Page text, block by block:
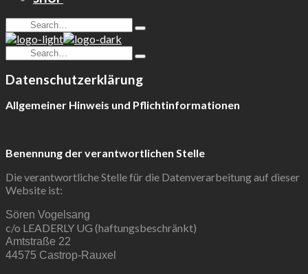
Search
for:
Type
hit
Search
for:
Type
hit
Datenschutzerklärung
Allgemeiner Hinweis und Pflichtinformationen
Benennung der verantwortlichen Stelle
Die verantwortliche Stelle für die Datenverarbeitung auf dieser
Website ist:
Sören Vogelsang
c/o LEADERLY UG (haftungsbeschränkt)
Amtstraße 22
44575 Castrop-Rauxel